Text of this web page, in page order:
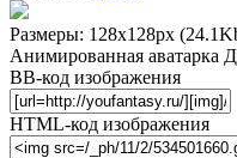
Размеры: 128x128px
Анимированная аватарка
BB-код изображения
HTML-код изображения